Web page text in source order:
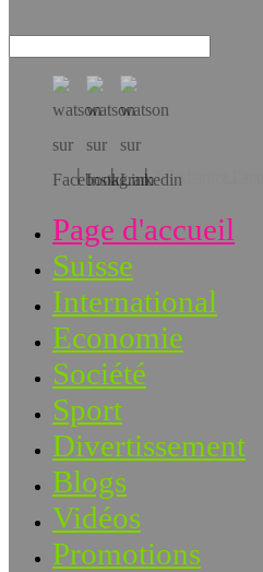
Téléchargez l’app!
Page d'accueil
Suisse
International
Economie
Société
Sport
Divertissement
Blogs
Vidéos
Promotions